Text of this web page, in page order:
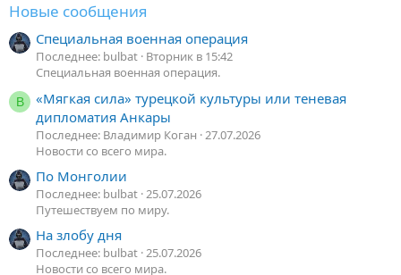
Новые сообщения
Специальная военная операция
Последнее: bulbat Вторник в 15:42
Специальная военная операция.
В
«Мягкая сила» турецкой культуры или теневая
дипломатия Анкары
Последнее: Владимир Коган 27.07.2026
Новости со всего мира.
По Монголии
Последнее: bulbat 25.07.2026
Путешествуем по миру.
На злобу дня
Последнее: bulbat 25.07.2026
Новости со всего мира.